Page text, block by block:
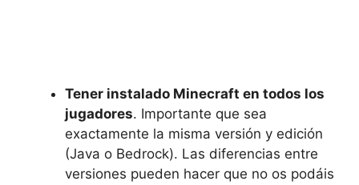
Tener instalado Minecraft en todos los
jugadores. Importante que sea
exactamente la misma versión y edición
(Java o Bedrock). Las diferencias entre
versiones pueden hacer que no os podáis